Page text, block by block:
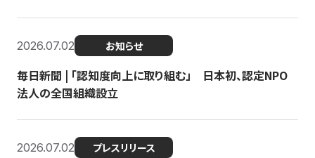
2026.07.02 お知らせ
毎日新聞 | 「認知度向上に取り組む」 日本初、認定NPO
法人の全国組織設立
2026.07.02 プレスリリース